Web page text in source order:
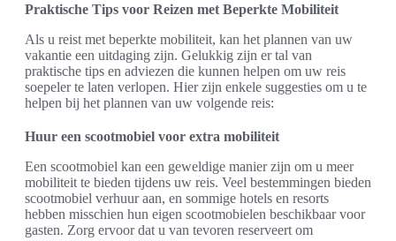
Praktische Tips voor Reizen met Beperkte Mobiliteit
Als u reist met beperkte mobiliteit, kan het plannen van uw
vakantie een uitdaging zijn. Gelukkig zijn er tal van
praktische tips en adviezen die kunnen helpen om uw reis
soepeler te laten verlopen. Hier zijn enkele suggesties om u te
helpen bij het plannen van uw volgende reis:
Huur een scootmobiel voor extra mobiliteit
Een scootmobiel kan een geweldige manier zijn om u meer
mobiliteit te bieden tijdens uw reis. Veel bestemmingen bieden
scootmobiel verhuur aan, en sommige hotels en resorts
hebben misschien hun eigen scootmobielen beschikbaar voor
gasten. Zorg ervoor dat u van tevoren reserveert om